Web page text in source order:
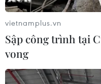
vietnamplus.vn
Sập công trình tại
vong